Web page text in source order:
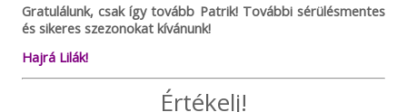
Gratulálunk, csak így tovább Patrik! További sérülésmentes
és sikeres szezonokat kívánunk!
Hajrá Lilák!
Értékelj!